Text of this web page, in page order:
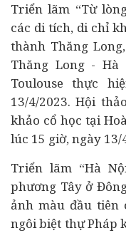
Triển lãm “Từ
các di tích, di chỉ
thành Thăng
Thăng Long -
Toulouse thực
13/4/2023. Hội
khảo cổ học tại
lúc 15 giờ, ngày 13/
Triển lãm “Hà
phương Tây ở
ảnh màu đầu
ngôi biệt thự Pháp